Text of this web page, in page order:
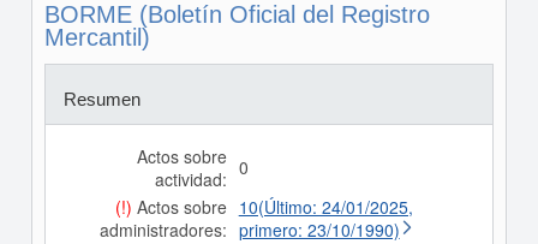
BORME (Boletín Oficial del Registro
Mercantil)
Resumen
Actos sobre
actividad: 0
(!) Actos sobre
administradores:
10(Último: 24/01/2025,
primero: 23/10/1990)